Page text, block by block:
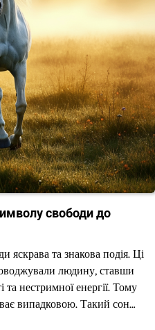
свободи до
яскрава та знакова подія. Ці
людину, ставши
нестримної енергії. Тому
випадковою. Такий сон…